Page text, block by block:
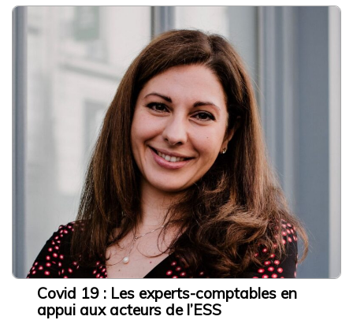
Covid 19 : Les experts-comptables en
appui aux acteurs de l’ESS